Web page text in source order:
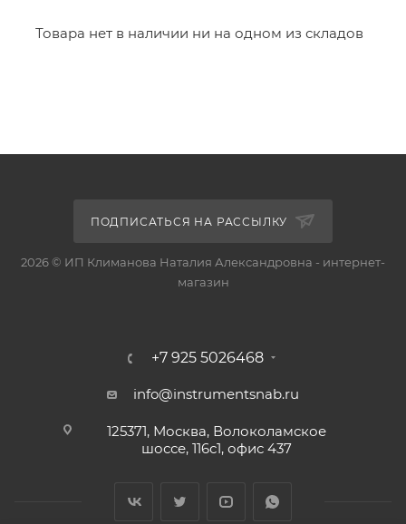
Товара нет в наличии ни на одном из складов
ПОДПИСАТЬСЯ НА РАССЫЛКУ
2026 © ИП Климанова Наталия Александровна - интернет-
магазин
+7 925 5026468
info@instrumentsnab.ru
125371, Москва, Волоколамское
шоссе, 116с1, офис 437